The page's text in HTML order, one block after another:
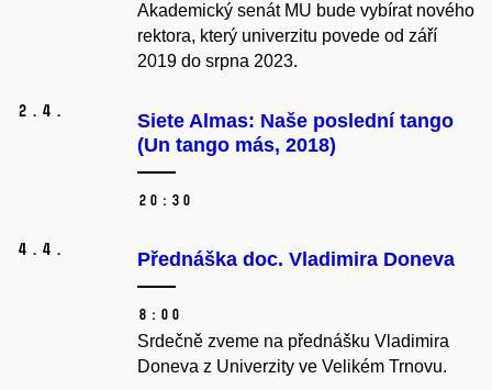
Akademický senát MU bude vybírat nového
rektora, který univerzitu povede od září
2019 do srpna 2023.
2. 4.
Siete Almas: Naše poslední tango
(Un tango más, 2018)
20:30
4. 4. Přednáška doc. Vladimira Doneva
8:00
Srdečně zveme na přednášku Vladimira
Doneva z Univerzity ve Velikém Trnovu.